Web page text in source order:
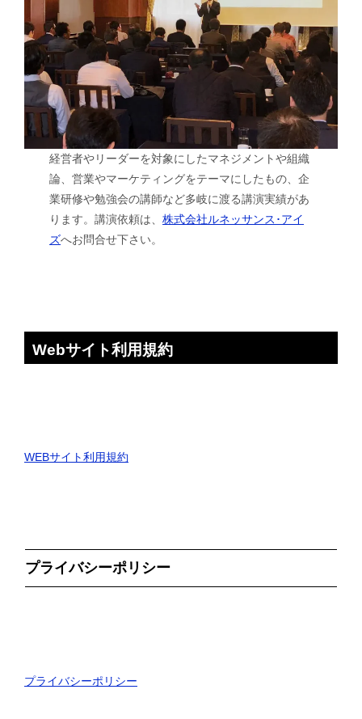
経営者やリーダーを対象にしたマネジメントや組織
論、営業やマーケティングをテーマにしたもの、企
業研修や勉強会の講師など多岐に渡る講演実績があ
ります。講演依頼は、株式会社ルネッサンス･アイ
ズへお問合せ下さい。
Webサイト利用規約
WEBサイト利用規約
プライバシーポリシー
プライバシーポリシー